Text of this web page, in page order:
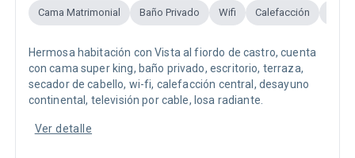
Cama Matrimonial Baño Privado Wifi Calefacción
Hermosa habitación con Vista al fiordo de castro, cuenta
con cama super king, baño privado, escritorio, terraza,
secador de cabello, wi-fi, calefacción central, desayuno
continental, televisión por cable, losa radiante.
Ver detalle